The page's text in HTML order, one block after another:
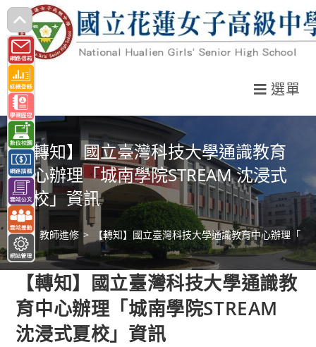
跳
轉
至
主
要
內
容
選單
【轉知】國立臺灣科技大學通識教育
中心辦理「城南學院STREAM 沈浸式
夏校」資訊
> 教師進修 > 【轉知】國立臺灣科技大學通識教育中心辦理「
【轉知】國立臺灣科技大學通識教
育中心辦理「城南學院STREAM
沈浸式夏校」資訊